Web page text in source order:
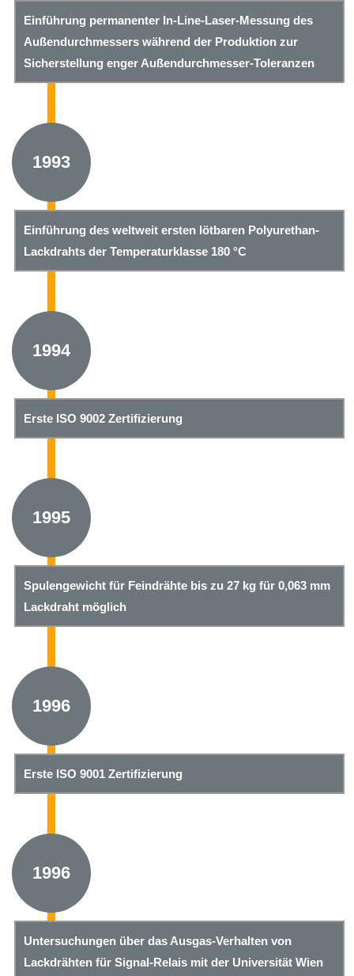
Einführung permanenter In-Line-Laser-Messung des
Außendurchmessers während der Produktion zur
Sicherstellung enger Außendurchmesser-Toleranzen
1993
Einführung des weltweit ersten lötbaren Polyurethan-
Lackdrahts der Temperaturklasse 180 °C
1994
Erste ISO 9002 Zertifizierung
1995
Spulengewicht für Feindrähte bis zu 27 kg für 0,063 mm
Lackdraht möglich
1996
Erste ISO 9001 Zertifizierung
1996
Untersuchungen über das Ausgas-Verhalten von
Lackdrähten für Signal-Relais mit der Universität Wien